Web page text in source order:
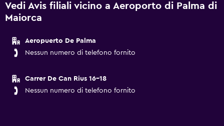
Vedi Avis filiali vicino a Aeroporto di Palma di
Maiorca
Aeropuerto De Palma
Nessun numero di telefono fornito
Carrer De Can Rius 16-18
Nessun numero di telefono fornito